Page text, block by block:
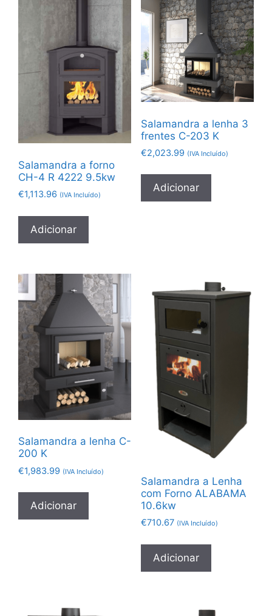
Salamandra a forno
CH-4 R 4222 9.5kw
€1,113.96 (IVA Incluído)
Adicionar
Salamandra a lenha 3
frentes C-203 K
€2,023.99 (IVA Incluído)
Adicionar
Salamandra a lenha C-
200 K
€1,983.99 (IVA Incluído)
Adicionar
Salamandra a Lenha
com Forno ALABAMA
10.6kw
€710.67 (IVA Incluído)
Adicionar